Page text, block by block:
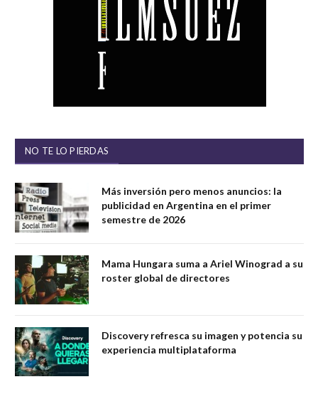
NO TE LO PIERDAS
Más inversión pero menos anuncios: la
publicidad en Argentina en el primer
semestre de 2026
Mama Hungara suma a Ariel Winograd a su
roster global de directores
Discovery refresca su imagen y potencia su
experiencia multiplataforma